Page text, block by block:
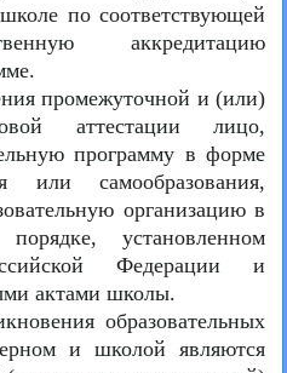
по соответствующей
аккредитацию
промежуточной и (или)
аттестации лицо,
программу в форме
или самообразования,
организацию в
установленном
Федерации и
актами школы.
образовательных
и школой являются